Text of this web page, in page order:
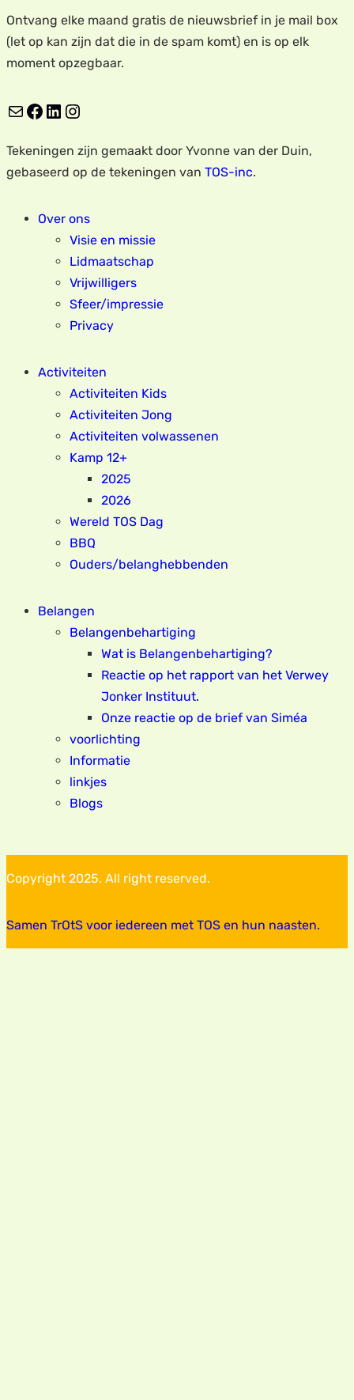
Ontvang elke maand gratis de nieuwsbrief in je mail box
(let op kan zijn dat die in de spam komt) en is op elk
moment opzegbaar.
E-mail Facebook LinkedIn Instagram
Tekeningen zijn gemaakt door Yvonne van der Duin,
gebaseerd op de tekeningen van TOS-inc.
Over ons
Visie en missie
Lidmaatschap
Vrijwilligers
Sfeer/impressie
Privacy
Activiteiten
Activiteiten Kids
Activiteiten Jong
Activiteiten volwassenen
Kamp 12+
2025
2026
Wereld TOS Dag
BBQ
Ouders/belanghebbenden
Belangen
Belangenbehartiging
Wat is Belangenbehartiging?
Reactie op het rapport van het Verwey
Jonker Instituut.
Onze reactie op de brief van Siméa
voorlichting
Informatie
linkjes
Blogs
Copyright 2025. All right reserved.
Samen TrOtS voor iedereen met TOS en hun naasten.